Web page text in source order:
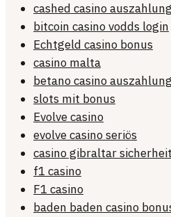
cashed casino auszahlung
bitcoin casino vodds login
Echtgeld casino bonus
casino malta
betano casino auszahlung
slots mit bonus
Evolve casino
evolve casino seriös
casino gibraltar sicherheit
f1 casino
F1 casino
baden baden casino